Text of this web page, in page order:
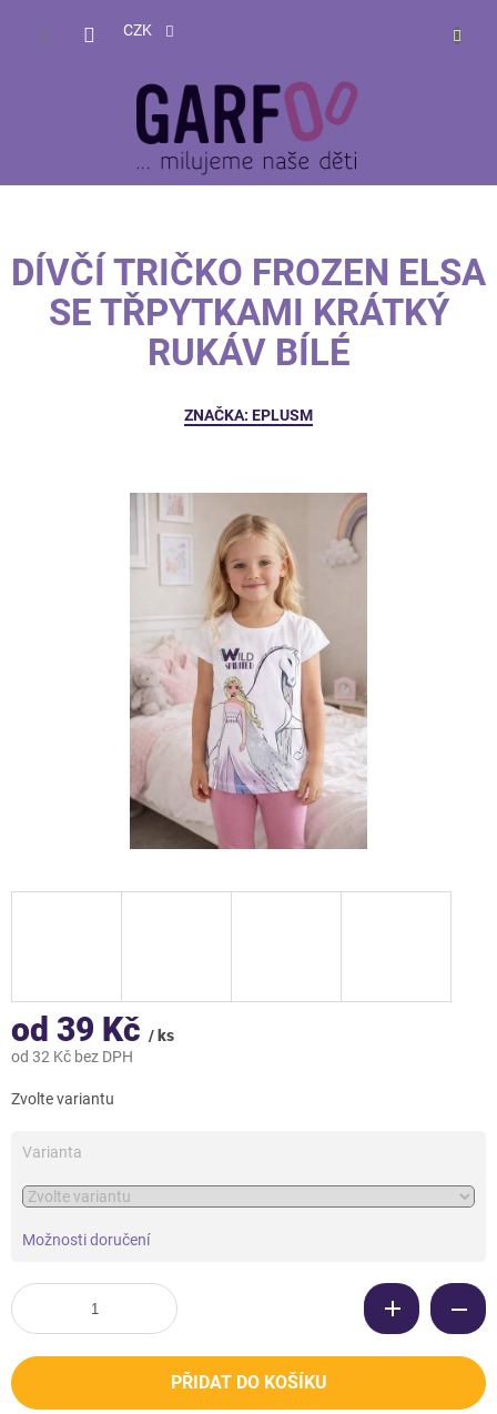
CZK
DÍVČÍ TRIČKO FROZEN ELSA
SE TŘPYTKAMI KRÁTKÝ
RUKÁV BÍLÉ
ZNAČKA: EPLUSM
od 39 Kč / ks
od 32 Kč bez DPH
cena:
Zvolte variantu
Varianta
Možnosti doručení
PŘIDAT DO KOŠÍKU